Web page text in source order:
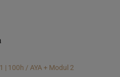
| 100h / AYA + Modul 2